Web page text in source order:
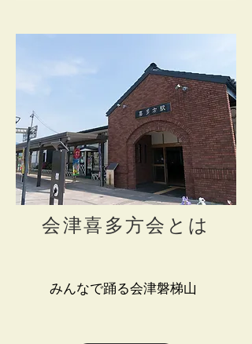
​会津喜多方会とは
みんなで踊る会津磐梯山